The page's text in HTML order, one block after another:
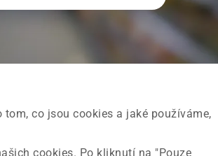
co jsou cookies a jaké používáme,
cookies. Po kliknutí na "Pouze